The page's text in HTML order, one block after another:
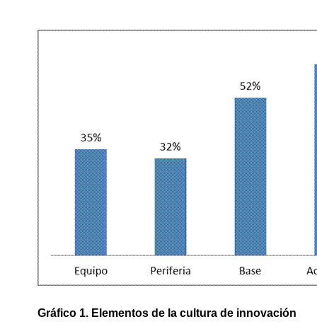
Gráfico 1. Elementos de la cultura de innovación